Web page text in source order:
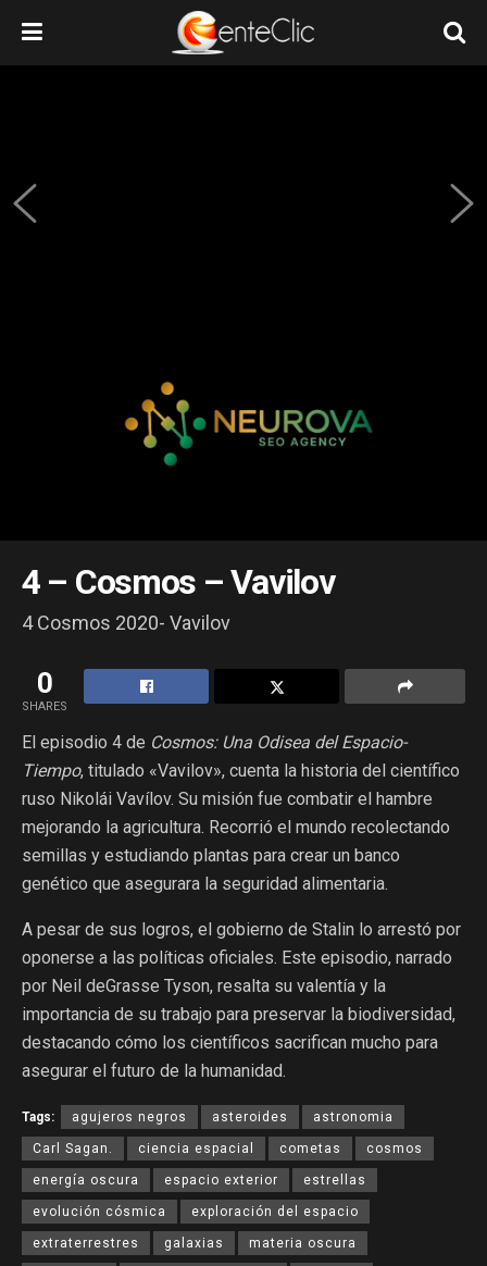
4 – Cosmos – Vavilov
4 Cosmos 2020- Vavilov
0
SHARES
El episodio 4 de Cosmos: Una Odisea del Espacio-
Tiempo, titulado «Vavilov», cuenta la historia del científico
ruso Nikolái Vavílov. Su misión fue combatir el hambre
mejorando la agricultura. Recorrió el mundo recolectando
semillas y estudiando plantas para crear un banco
genético que asegurara la seguridad alimentaria.
A pesar de sus logros, el gobierno de Stalin lo arrestó por
oponerse a las políticas oficiales. Este episodio, narrado
por Neil deGrasse Tyson, resalta su valentía y la
importancia de su trabajo para preservar la biodiversidad,
destacando cómo los científicos sacrifican mucho para
asegurar el futuro de la humanidad.
Tags: agujeros negros asteroides astronomia
Carl Sagan. ciencia espacial cometas cosmos
energía oscura espacio exterior estrellas
evolución cósmica exploración del espacio
extraterrestres galaxias materia oscura